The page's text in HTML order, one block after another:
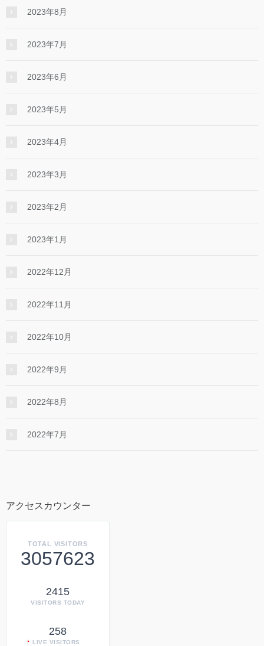
2023年8月
2023年7月
2023年6月
2023年5月
2023年4月
2023年3月
2023年2月
2023年1月
2022年12月
2022年11月
2022年10月
2022年9月
2022年8月
2022年7月
アクセスカウンター
TOTAL VISITORS
3057623
2415
VISITORS TODAY
258
LIVE VISITORS